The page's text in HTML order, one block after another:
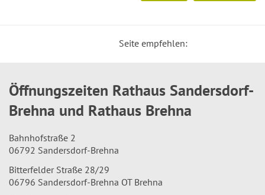
Seite empfehlen:
Öffnungszeiten Rathaus Sandersdorf-
Brehna und Rathaus Brehna
Bahnhofstraße 2
06792 Sandersdorf-Brehna
Bitterfelder Straße 28/29
06796 Sandersdorf-Brehna OT Brehna